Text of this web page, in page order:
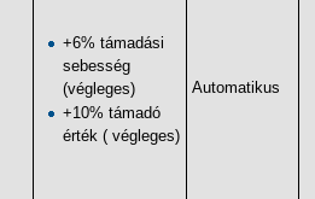
+6% támadási
sebesség
(végleges)
+10% támadó
érték ( végleges)
Automatikus